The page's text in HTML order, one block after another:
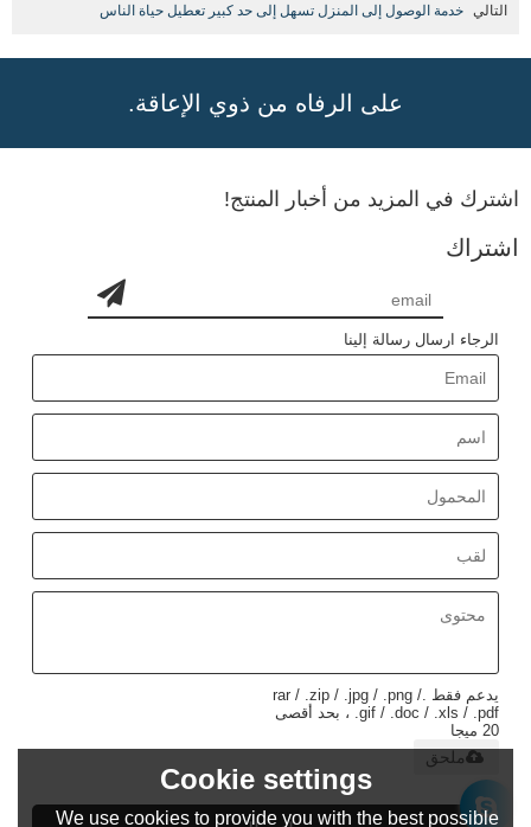
التالي خدمة الوصول إلى المنزل تسهل إلى حد كبير تعطيل حياة الناس
على الرفاه من ذوي الإعاقة.
اشترك في المزيد من أخبار المنتج!
اشتراك
الرجاء ارسال رسالة إلينا
يدعم فقط .rar / .zip / .jpg / .png /
.gif / .doc / .xls / .pdf ، بحد أقصى
20 ميجا
ملحق
Cookie settings
We use cookies to provide you with the best possible